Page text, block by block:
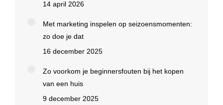
14 april 2026
Met marketing inspelen op seizoensmomenten:
zo doe je dat
16 december 2025
Zo voorkom je beginnersfouten bij het kopen
van een huis
9 december 2025